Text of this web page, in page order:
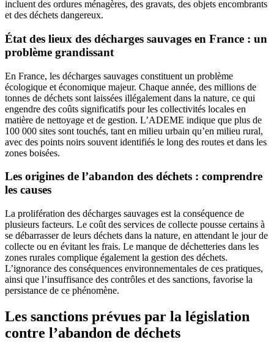
incluent des ordures ménagères, des gravats, des objets encombrants
et des déchets dangereux.
État des lieux des décharges sauvages en France : un
problème grandissant
En France, les décharges sauvages constituent un problème
écologique et économique majeur. Chaque année, des millions de
tonnes de déchets sont laissées illégalement dans la nature, ce qui
engendre des coûts significatifs pour les collectivités locales en
matière de nettoyage et de gestion. L’ADEME indique que plus de
100 000 sites sont touchés, tant en milieu urbain qu’en milieu rural,
avec des points noirs souvent identifiés le long des routes et dans les
zones boisées.
Les origines de l’abandon des déchets : comprendre
les causes
La prolifération des décharges sauvages est la conséquence de
plusieurs facteurs. Le coût des services de collecte pousse certains à
se débarrasser de leurs déchets dans la nature, en attendant le jour de
collecte ou en évitant les frais. Le manque de déchetteries dans les
zones rurales complique également la gestion des déchets.
L’ignorance des conséquences environnementales de ces pratiques,
ainsi que l’insuffisance des contrôles et des sanctions, favorise la
persistance de ce phénomène.
Les sanctions prévues par la législation
contre l’abandon de déchets